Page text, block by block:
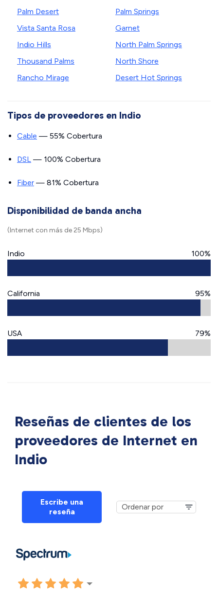
Palm Desert
Vista Santa Rosa
Indio Hills
Thousand Palms
Rancho Mirage
Palm Springs
Garnet
North Palm Springs
North Shore
Desert Hot Springs
Tipos de proveedores en Indio
Cable — 55% Cobertura
DSL — 100% Cobertura
Fiber — 81% Cobertura
Disponibilidad de banda ancha
(Internet con más de 25 Mbps)
Indio 100%
California 95%
USA 79%
Reseñas de clientes de los
proveedores de Internet en
Indio
Escribe una
reseña